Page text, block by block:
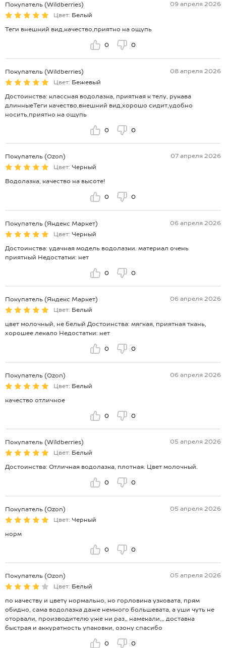
Покупатель (Wildberries)
09 апреля 2026
Цвет: Белый
Теги внешний вид,качество,приятно на ощупь
0 0
Покупатель (Wildberries)
08 апреля 2026
Цвет: Бежевый
Достоинства: классная водолазка, приятная к телу, рукава
длинныеТеги качество,внешний вид,хорошо сидит,удобно
носить,приятно на ощупь
0 0
Покупатель (Ozon)
07 апреля 2026
Цвет: Черный
Водолазка, качество на высоте!
0 0
Покупатель (Яндекс Маркет)
06 апреля 2026
Цвет: Черный
Достоинства: удачная модель водолазки. материал очень
приятный Недостатки: нет
0 0
Покупатель (Яндекс Маркет)
06 апреля 2026
Цвет: Белый
цвет молочный, не белый Достоинства: мягкая, приятная ткань,
хорошее лекало Недостатки: нет
0 0
Покупатель (Ozon)
06 апреля 2026
Цвет: Белый
качество отличное
0 0
Покупатель (Wildberries)
05 апреля 2026
Цвет: Белый
Достоинства: Отличная водолазка, плотная. Цвет молочный.
0 0
Покупатель (Ozon)
05 апреля 2026
Цвет: Черный
норм
0 0
Покупатель (Ozon)
05 апреля 2026
Цвет: Белый
по качеству и цвету нормально, но горловина узковата, прям
обидно, сама водолазка даже немного большевата, а уши чуть не
оторвали, производителю уже ни раз,, намекали,,, доставка
быстрая и аккуратность упаковки, озону спасибо
0 0